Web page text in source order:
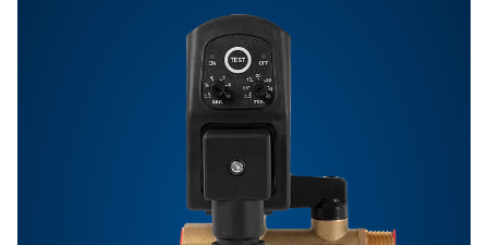
Vous avez des questions ou souhaitez savoir
nos solutions de gestion des condensats peuvent
améliorer vos opérations ? Parlons-en ! Notre équipe
prête à vous fournir des conseils d’experts et à vous
optimiser vos processus grâce à nos systèmes
fiables. Protégeons ensemble votre équipement et
boostons votre efficacité !
Contactez nos experts en gestion des